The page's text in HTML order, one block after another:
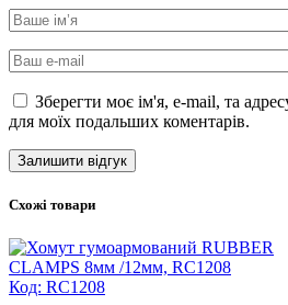
Зберегти моє ім'я, e-mail, та
для моїх подальших коментарів.
Схожі товари
Код: RC1208